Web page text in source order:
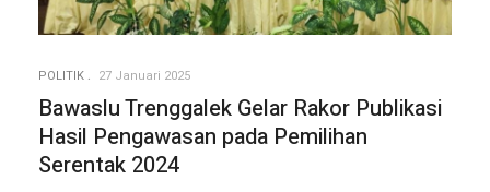
POLITIK 27 Januari 2025
Bawaslu Trenggalek Gelar Rakor Publikasi
Hasil Pengawasan pada Pemilihan
Serentak 2024